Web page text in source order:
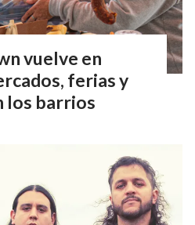
vuelve en
ferias y
los barrios